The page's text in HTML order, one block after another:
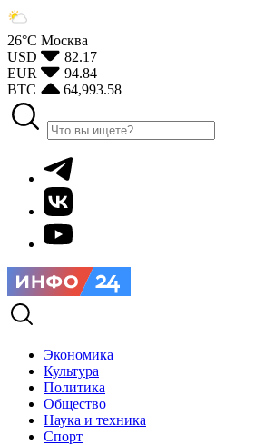
26°С Москва
USD
82.17
EUR
94.84
BTC
64,993.58
Экономика
Культура
Политика
Общество
Наука и техника
Спорт